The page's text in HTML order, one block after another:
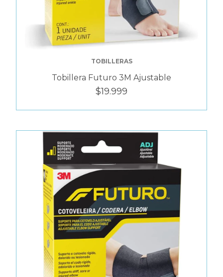
TOBILLERAS
Tobillera Futuro 3M Ajustable
$19.999